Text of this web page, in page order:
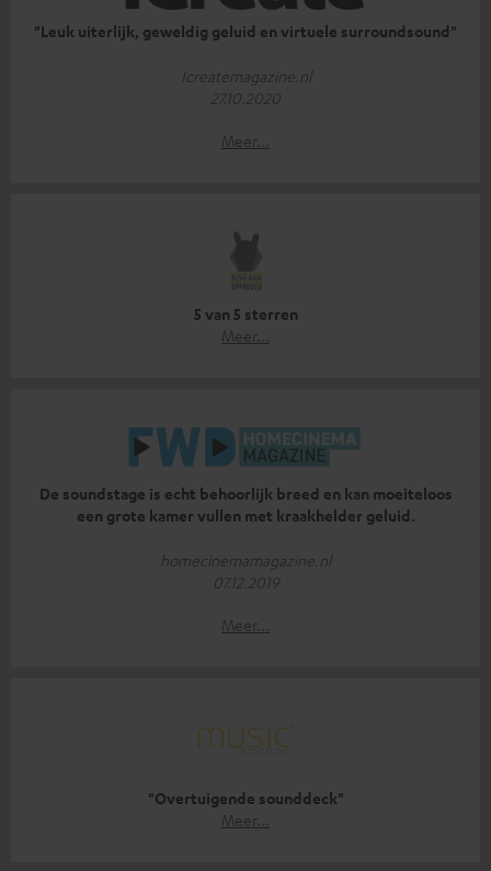
"Leuk uiterlijk, geweldig geluid en virtuele surroundsound"
Icreatemagazine.nl
27.10.2020
Meer...
5 van 5 sterren
Meer...
De soundstage is echt behoorlijk breed en kan moeiteloos
een grote kamer vullen met kraakhelder geluid.
homecinemamagazine.nl
07.12.2019
Meer...
"Overtuigende sounddeck"
Meer...